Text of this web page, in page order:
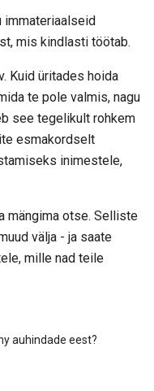
immateriaalseid
mis kindlasti töötab.
Kuid üritades hoida
te pole valmis, nagu
see tegelikult rohkem
esmakordselt
inimestele,
mängima otse. Selliste
välja - ja saate
mille nad teile
auhindade eest?